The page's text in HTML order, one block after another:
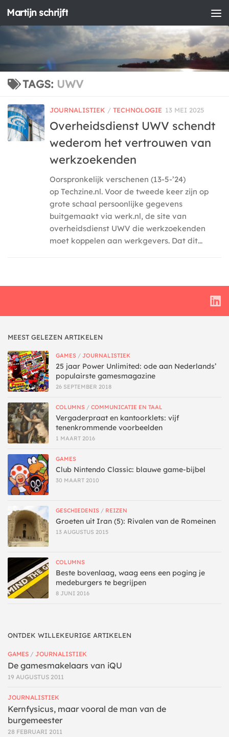
Doorgaan naar inhoud
Martijn schrijft
TAGS: UWV
JOURNALISTIEK / TECHNOLOGIE 13 MEI 2025
Overheidsdienst UWV schendt
wederom het vertrouwen van
werkzoekenden
Oorspronkelijk verschenen (13-5-’24)
op Techzine.nl. Voor de tweede keer zijn op
grote schaal persoonlijke gegevens
buitgemaakt via werk.nl, de site van
overheidsdienst UWV die werkzoekenden
moet koppelen aan werkgevers. Dat dit...
MEEST GELEZEN ARTIKELEN
GAMES / JOURNALISTIEK
25 jaar Power Unlimited: ode aan Nederlands’
populairste gamesmagazine
26 SEPTEMBER 2018
COLUMNS / COMMUNICATIE EN TAAL
Vergaderpraat en kantoorklets: vijf
tenenkrommende voorbeelden
1 MAART 2016
GAMES
Club Nintendo Classic: blauwe game-bijbel
30 MAART 2010
GESCHIEDENIS / REIZEN
Groeten uit Iran (5): Rivalen van de Romeinen
13 AUGUSTUS 2015
COLUMNS
Beste bovenlaag, waag eens een poging je
medeburgers te begrijpen
8 JUNI 2016
ONTDEK WILLEKEURIGE ARTIKELEN
GAMES / JOURNALISTIEK
De gamesmakelaars van iQU
19 AUGUSTUS 2011
JOURNALISTIEK
Kernfysicus, maar vooral de man van de
burgemeester
28 FEBRUARI 2011